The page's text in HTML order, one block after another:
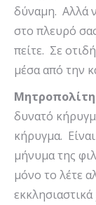
δύναμη. Αλλά
στο πλευρό
πείτε. Σε
μέσα από την
δυνατό
κήρυγμα.
μήνυμα της
μόνο το λέτε